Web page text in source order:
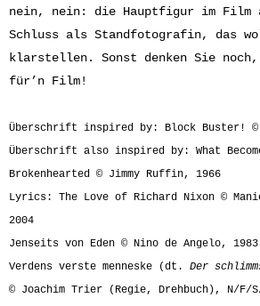
nein, nein: die Hauptfigur im Film
Schluss als Standfotografin, das
klarstellen. Sonst denken Sie
für’n Film!
Überschrift inspired by: Block Buster! ©
Überschrift also inspired by: What
Brokenhearted © Jimmy Ruffin, 1966
Lyrics: The Love of Richard Nixon ©
2004
Jenseits von Eden © Nino de Angelo, 1983
Verdens verste menneske (dt. Der
© Joachim Trier (Regie, Drehbuch), N/F/